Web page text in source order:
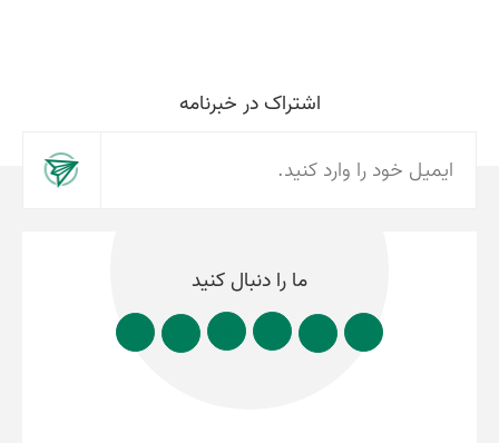
اشتراک در خبرنامه
ما را دنبال کنید